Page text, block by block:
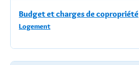
Budget et charges de copropriété
Logement